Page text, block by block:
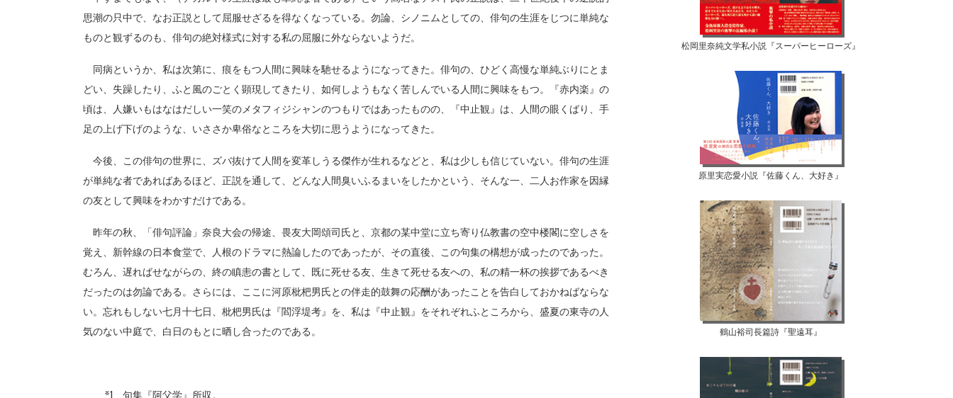
思潮の只中で、なお正説として屈服せざるを得なくなっている。勿論、シノニムとしての、俳句の生涯をじつに単純な
ものと観ずるのも、俳句の絶対様式に対する私の屈服に外ならないようだ。
同病というか、私は次第に、痕をもつ人間に興味を馳せるようになってきた。俳句の、ひどく高慢な単純ぶりにとま
どい、失躁したり、ふと風のごとく顕現してきたり、如何しようもなく苦しんでいる人間に興味をもつ。『赤内楽』の
頃は、人嫌いもはなはだしい一笑のメタフィジシャンのつもりではあったものの、『中止観』は、人間の眼くばり、手
足の上げ下げのような、いささか卑俗なところを大切に思うようになってきた。
今後、この俳句の世界に、ズバ抜けて人間を変革しうる傑作が生れるなどと、私は少しも信じていない。俳句の生涯
が単純な者であればあるほど、正説を通して、どんな人間臭いふるまいをしたかという、そんな一、二人お作家を因縁
の友として興味をわかすだけである。
昨年の秋、「俳句評論」奈良大会の帰途、畏友大岡頌司氏と、京都の某中堂に立ち寄り仏教書の空中楼閣に空しさを
覚え、新幹線の日本食堂で、人根のドラマに熱論したのであったが、その直後、この句集の構想が成ったのであった。
むろん、遅ればせながらの、終の瞋恚の書として、既に死せる友、生きて死せる友への、私の精一杯の挨拶であるべき
だったのは勿論である。さらには、ここに河原枇杷男氏との伴走的鼓舞の応酬があったことを告白しておかねばならな
い。忘れもしない七月十七日、枇杷男氏は『閻浮堤考』を、私は『中止観』をそれぞれふところから、盛夏の東寺の人
気のない中庭で、白日のもとに晒し合ったのである。
*1 句集『阿父学』所収。
松岡里奈純文学私小説『スーパーヒーローズ』
原里実恋愛小説『佐藤くん、大好き』
鶴山裕司長篇詩『聖遠耳』